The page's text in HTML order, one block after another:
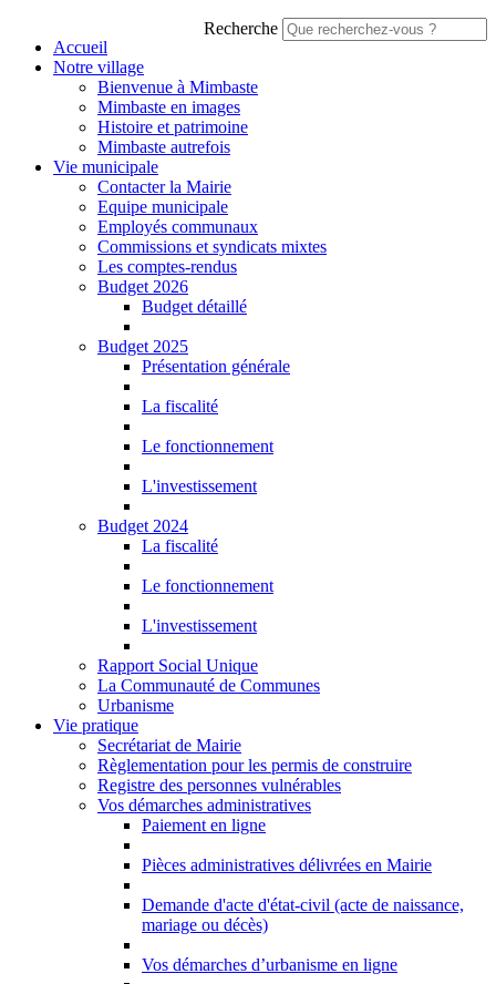
Recherche
Accueil
Notre village
Bienvenue à Mimbaste
Mimbaste en images
Histoire et patrimoine
Mimbaste autrefois
Vie municipale
Contacter la Mairie
Equipe municipale
Employés communaux
Commissions et syndicats mixtes
Les comptes-rendus
Budget 2026
Budget détaillé
Budget 2025
Présentation générale
La fiscalité
Le fonctionnement
L'investissement
Budget 2024
La fiscalité
Le fonctionnement
L'investissement
Rapport Social Unique
La Communauté de Communes
Urbanisme
Vie pratique
Secrétariat de Mairie
Règlementation pour les permis de construire
Registre des personnes vulnérables
Vos démarches administratives
Paiement en ligne
Pièces administratives délivrées en Mairie
Demande d'acte d'état-civil (acte de naissance,
mariage ou décès)
Vos démarches d’urbanisme en ligne